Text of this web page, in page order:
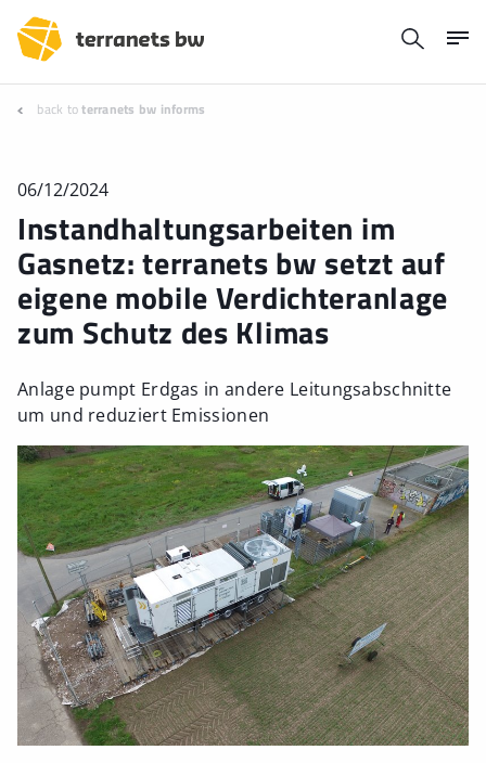
back toterranets bw informs
06/12/2024
Instandhaltungsarbeiten im
Gasnetz: terranets bw setzt auf
eigene mobile Verdichteranlage
zum Schutz des Klimas
Anlage pumpt Erdgas in andere Leitungsabschnitte
um und reduziert Emissionen